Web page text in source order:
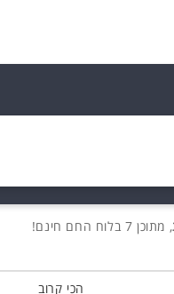
, מתוכן 7 בלוח החם חינם!
הכי קרוב